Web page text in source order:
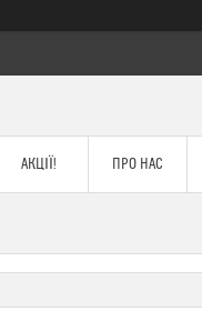
АКЦІЇ! ПРО НАС